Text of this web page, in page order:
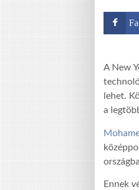
A New
lehet.
a
Ennek